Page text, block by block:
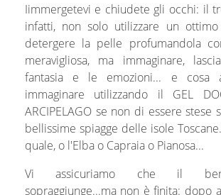
Iimmergetevi e chiudete gli occhi: il
infatti, non solo utilizzare un
detergere la pelle profumandola
meravigliosa, ma immaginare,
fantasia e le emozioni... e cosa
immaginare utilizzando il GEL
ARCIPELAGO se non di essere stese
bellissime spiagge delle isole
quale, o l'Elba o Capraia o Pianosa...
Vi assicuriamo che il
sopraggiunge...ma non è finita: dopo